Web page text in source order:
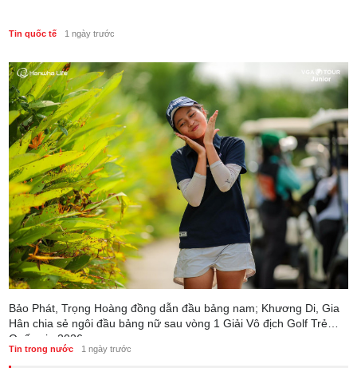
Tin quốc tế 1 ngày trước
Bảo Phát, Trọng Hoàng đồng dẫn đầu bảng nam; Khương Di, Gia
Hân chia sẻ ngôi đầu bảng nữ sau vòng 1 Giải Vô địch Golf Trẻ
Quốc gia 2026
Tin trong nước 1 ngày trước